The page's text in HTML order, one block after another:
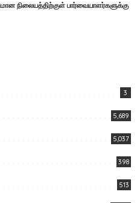
நிலையத்திற்குள் பார்வையாளர்களுக்கு
3
5,689
5,037
398
513